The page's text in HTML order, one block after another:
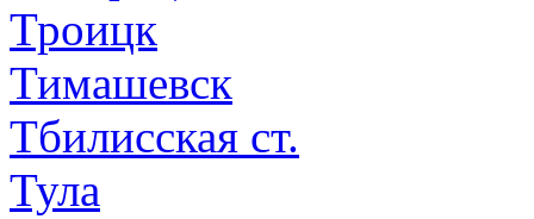
Троицк
Тимашевск
Тбилисская ст.
Тула